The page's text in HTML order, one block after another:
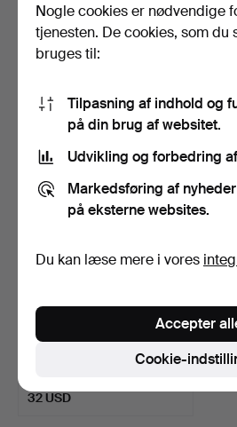
FOLKE ARSTRÖM. Bestik,
66 dele, "Facette",…
6 dage
32 USD 95
PARAPLYSTATIV. Støbejern,
1900-tallet, Nor…
32 USD
Nogle cookies er nødvendige
tjenesten. De cookies, som du
bruges til:
Tilpasning af indhold og
på din brug af websitet.
Udvikling og forbedring
Markedsføring af
på eksterne websites.
Du kan læse mere i vores
Cookie-
Accepter